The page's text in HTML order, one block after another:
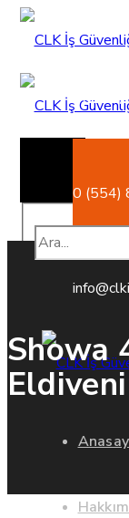
Pendik
0 (554)
Showa
Eldiveni